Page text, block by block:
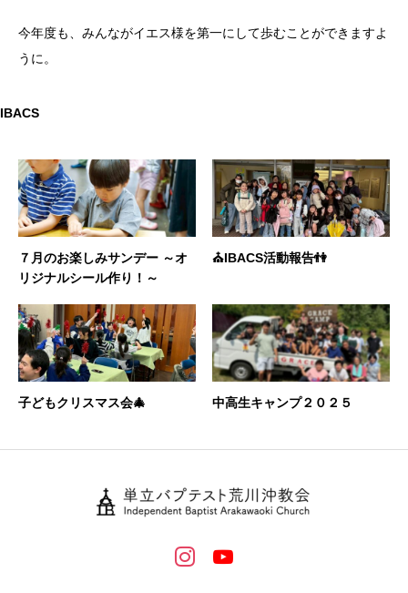
今年度も、みんながイエス様を第一にして歩むことができますよ
うに。
IBACS
７月のお楽しみサンデー ～オ
リジナルシール作り！～
⛪️IBACS活動報告👫
子どもクリスマス会🎄 中高生キャンプ２０２５